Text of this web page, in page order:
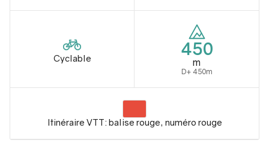
Cyclable 450
m
D+ 450m
Itinéraire VTT: balise rouge, numéro rouge